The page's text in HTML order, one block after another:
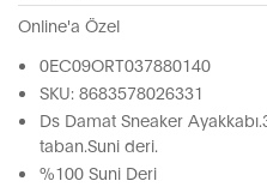
Online'a Özel
0EC09ORT037880140
SKU: 8683578026331
Ds Damat Sneaker
taban.Suni deri.
%100 Suni Deri